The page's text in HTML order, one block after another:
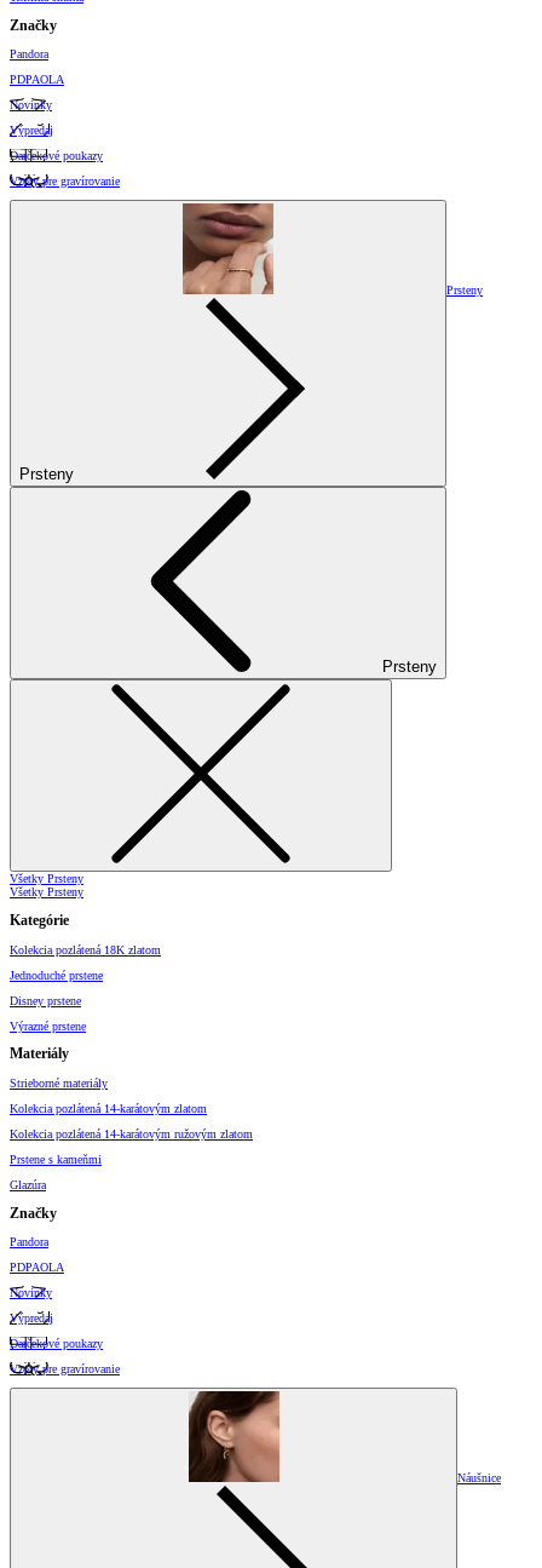
Značky
Pandora
PDPAOLA
Novinky
Výpredaj
Darčekové poukazy
Vzory pre gravírovanie
Prsteny
Prsteny
Prsteny
Všetky Prsteny
Všetky Prsteny
Kategórie
Kolekcia pozlátená 18K zlatom
Jednoduché prstene
Disney prstene
Výrazné prstene
Materiály
Strieborné materiály
Kolekcia pozlátená 14-karátovým zlatom
Kolekcia pozlátená 14-karátovým ružovým zlatom
Prstene s kameňmi
Glazúra
Značky
Pandora
PDPAOLA
Novinky
Výpredaj
Darčekové poukazy
Vzory pre gravírovanie
Náušnice